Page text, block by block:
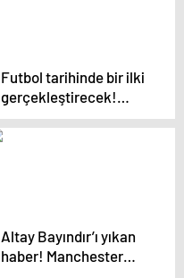
Futbol tarihinde bir ilki
gerçekleştirecek!
Cristiano Ronaldo ile
görüşmeler başladı
Altay Bayındır’ı yıkan
haber! Manchester